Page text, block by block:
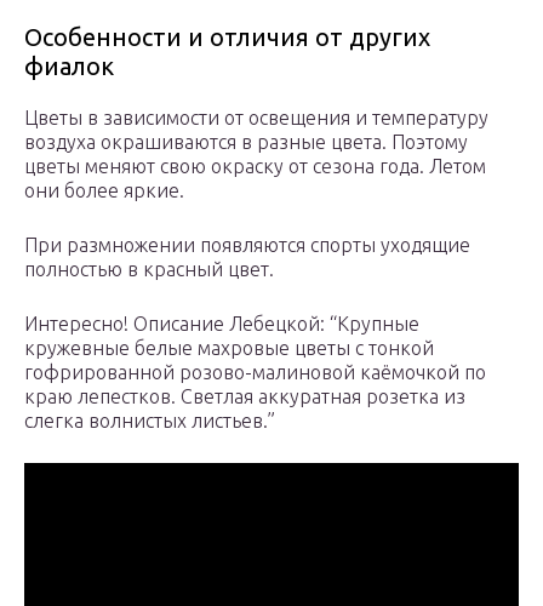
Особенности и отличия от других
фиалок
Цветы в зависимости от освещения и температуру
воздуха окрашиваются в разные цвета. Поэтому
цветы меняют свою окраску от сезона года. Летом
они более яркие.
При размножении появляются спорты уходящие
полностью в красный цвет.
Интересно! Описание Лебецкой: “Крупные
кружевные белые махровые цветы с тонкой
гофрированной розово-малиновой каёмочкой по
краю лепестков. Светлая аккуратная розетка из
слегка волнистых листьев.”